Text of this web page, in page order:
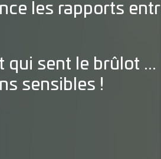
les rapports
qui sent le brûlot
sensibles !